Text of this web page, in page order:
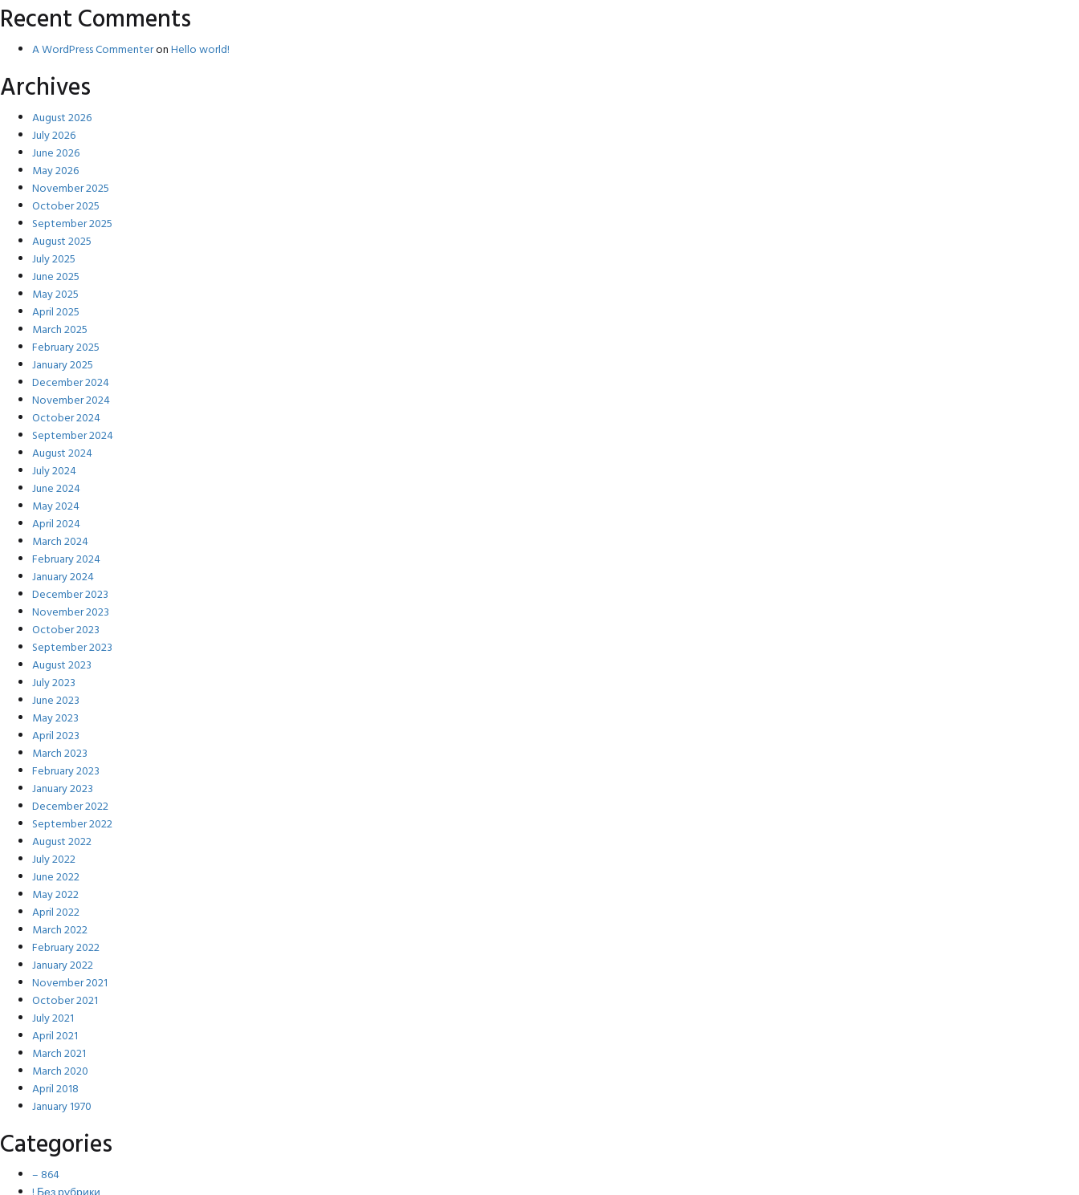
Recent Comments
A WordPress CommenteronHello world!
Archives
August 2026
July 2026
June 2026
May 2026
November 2025
October 2025
September 2025
August 2025
July 2025
June 2025
May 2025
April 2025
March 2025
February 2025
January 2025
December 2024
November 2024
October 2024
September 2024
August 2024
July 2024
June 2024
May 2024
April 2024
March 2024
February 2024
January 2024
December 2023
November 2023
October 2023
September 2023
August 2023
July 2023
June 2023
May 2023
April 2023
March 2023
February 2023
January 2023
December 2022
September 2022
August 2022
July 2022
June 2022
May 2022
April 2022
March 2022
February 2022
January 2022
November 2021
October 2021
July 2021
April 2021
March 2021
March 2020
April 2018
January 1970
Categories
– 864